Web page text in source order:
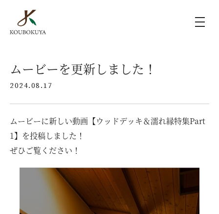
KOUBOKUYAの家づくり
施工事例
ラインナップ
モデルハウス（KOUBOX）
香木家通信
ムービーを更新しました！
2024.08.17
ムービーに新しい動画【ウッドデッキ＆濡れ縁特集Part
1】を投稿しました！
ぜひご覧ください！